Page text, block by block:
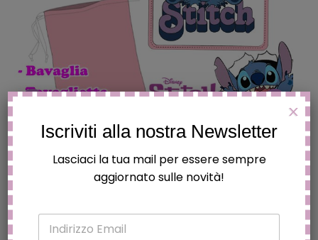
* STITCH DISNEY ROSA SET ASILO ” 3 PEZZI
€ 9.90Il
prezzo
€6.93Il
prezzo
Iscriviti alla nostra Newsletter
Lasciaci la tua mail per essere sempre
aggiornato sulle novità!
E
m
X